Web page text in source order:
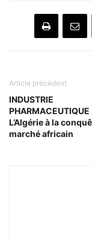
Article précédent
INDUSTRIE
PHARMACEUTIQUE
L’Algérie à la
marché africain